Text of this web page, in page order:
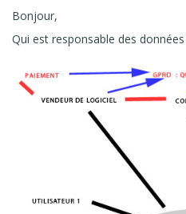
Bonjour,
Qui est responsable des données